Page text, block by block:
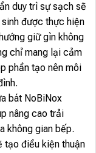
duy trì sự sạch sẽ
được thực hiện
giữ gìn không
chỉ mang lại cảm
phần tạo nên môi
bát NoBiNox
nâng cao trải
không gian bếp.
tạo điều kiện thuận